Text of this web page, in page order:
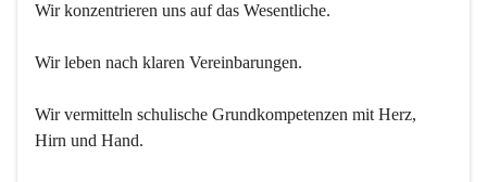
Wir konzentrieren uns auf das Wesentliche.
Wir leben nach klaren Vereinbarungen.
Wir vermitteln schulische Grundkompetenzen mit Herz,
Hirn und Hand.